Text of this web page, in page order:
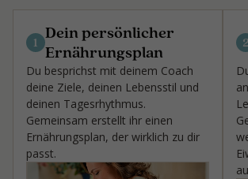
1 Dein persönlicher
Ernährungsplan
Du besprichst mit deinem Coach
deine Ziele, deinen Lebensstil und
deinen Tagesrhythmus.
Gemeinsam erstellt ihr einen
Ernährungsplan, der wirklich zu dir
passt.
2